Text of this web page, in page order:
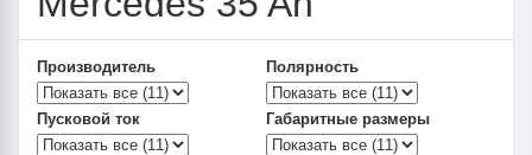
Производитель Полярность
Пусковой ток Габаритные размеры